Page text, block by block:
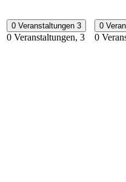
0 Veranstaltungen 3
0 Veranstaltungen, 3
0
0